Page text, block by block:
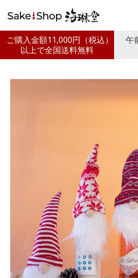
ご購入金額11,000円 （税込）
以上で全国送料無料
午